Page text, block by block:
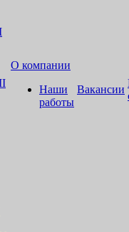
О компании
Наши
работы
Вакансии